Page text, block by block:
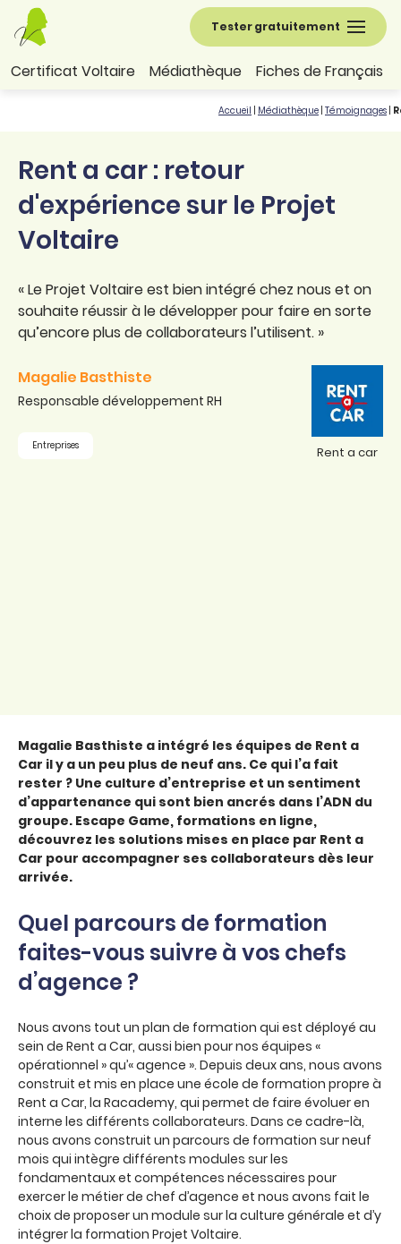
Tester gratuitement
Certificat Voltaire Médiathèque Fiches de Français
Accueil Médiathèque Témoignages
Rent a car : retour
d'expérience sur le Projet
Voltaire
« Le Projet Voltaire est bien intégré chez nous et on
souhaite réussir à le développer pour faire en sorte
qu’encore plus de collaborateurs l’utilisent. »
Magalie Basthiste
Responsable développement RH
Entreprises Rent a car
Magalie Basthiste a intégré les équipes de Rent a
Car il y a un peu plus de neuf ans. Ce qui l’a fait
rester ? Une culture d’entreprise et un sentiment
d’appartenance qui sont bien ancrés dans l’ADN du
groupe. Escape Game, formations en ligne,
découvrez les solutions mises en place par Rent a
Car pour accompagner ses collaborateurs dès leur
arrivée.
Quel parcours de formation
faites-vous suivre à vos chefs
d’agence ?
Nous avons tout un plan de formation qui est déployé au
sein de Rent a Car, aussi bien pour nos équipes «
opérationnel » qu’« agence ». Depuis deux ans, nous avons
construit et mis en place une école de formation propre à
Rent a Car, la Racademy, qui permet de faire évoluer en
interne les différents collaborateurs. Dans ce cadre-là,
nous avons construit un parcours de formation sur neuf
mois qui intègre différents modules sur les
fondamentaux et compétences nécessaires pour
exercer le métier de chef d’agence et nous avons fait le
choix de proposer un module sur la culture générale et d’y
intégrer la formation Projet Voltaire.